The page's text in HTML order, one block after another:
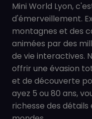
Mini World Lyon,
d'émerveillement.
montagnes et des
animées par des
de vie interactives.
offrir une évasion
et de découverte
ayez 5 ou 80 ans,
richesse des